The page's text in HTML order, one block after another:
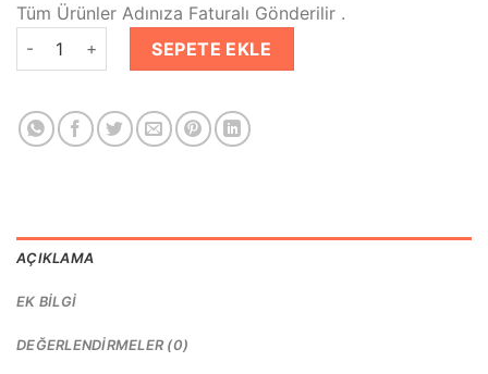
Tüm Ürünler Adınıza Faturalı Gönderilir .
Castrol Edge 5W30 LL 4 Lt Tam Sentetik Partiküllü Motor
SEPETE EKLE
AÇIKLAMA
EK BILGI
DEĞERLENDIRMELER (0)